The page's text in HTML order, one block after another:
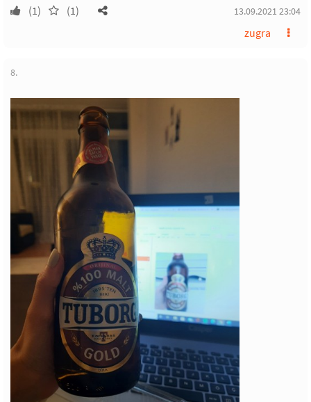
(1) (1) 13.09.2021 23:04
zugra
8.